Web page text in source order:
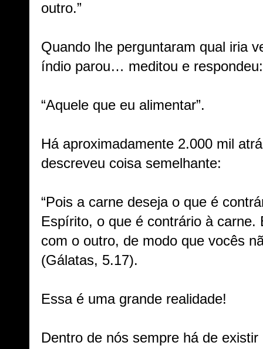
outro.”
Quando lhe perguntaram qual iria
índio parou… meditou e respondeu:
“Aquele que eu alimentar”.
Há aproximadamente 2.000 mil
descreveu coisa semelhante:
“Pois a carne deseja o que é
Espírito, o que é contrário à
com o outro, de modo que vocês
(Gálatas, 5.17).
Essa é uma grande realidade!
Dentro de nós sempre há de